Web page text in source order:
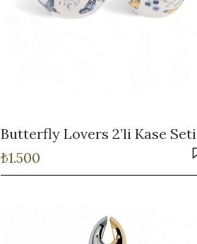
Butterfly Lovers 2’li Kase Seti
₺1.500